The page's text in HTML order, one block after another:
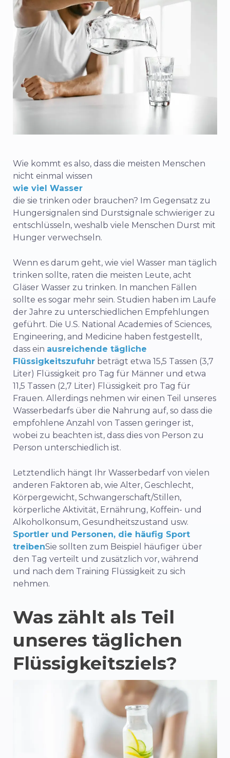
Wie kommt es also, dass die meisten Menschen
nicht einmal wissen
wie viel Wasser
die sie trinken oder brauchen? Im Gegensatz zu
Hungersignalen sind Durstsignale schwieriger zu
entschlüsseln, weshalb viele Menschen Durst mit
Hunger verwechseln.
Wenn es darum geht, wie viel Wasser man täglich
trinken sollte, raten die meisten Leute, acht
Gläser Wasser zu trinken. In manchen Fällen
sollte es sogar mehr sein. Studien haben im Laufe
der Jahre zu unterschiedlichen Empfehlungen
geführt. Die U.S. National Academies of Sciences,
Engineering, and Medicine haben festgestellt,
dass ein ausreichende tägliche
Flüssigkeitszufuhr beträgt etwa 15,5 Tassen (3,7
Liter) Flüssigkeit pro Tag für Männer und etwa
11,5 Tassen (2,7 Liter) Flüssigkeit pro Tag für
Frauen. Allerdings nehmen wir einen Teil unseres
Wasserbedarfs über die Nahrung auf, so dass die
empfohlene Anzahl von Tassen geringer ist,
wobei zu beachten ist, dass dies von Person zu
Person unterschiedlich ist.
Letztendlich hängt Ihr Wasserbedarf von vielen
anderen Faktoren ab, wie Alter, Geschlecht,
Körpergewicht, Schwangerschaft/Stillen,
körperliche Aktivität, Ernährung, Koffein- und
Alkoholkonsum, Gesundheitszustand usw.
Sportler und Personen, die häufig Sport
treibenSie sollten zum Beispiel häufiger über
den Tag verteilt und zusätzlich vor, während
und nach dem Training Flüssigkeit zu sich
nehmen.
Was zählt als Teil
unseres täglichen
Flüssigkeitsziels?